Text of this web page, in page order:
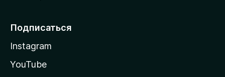
Подписаться
Instagram
YouTube